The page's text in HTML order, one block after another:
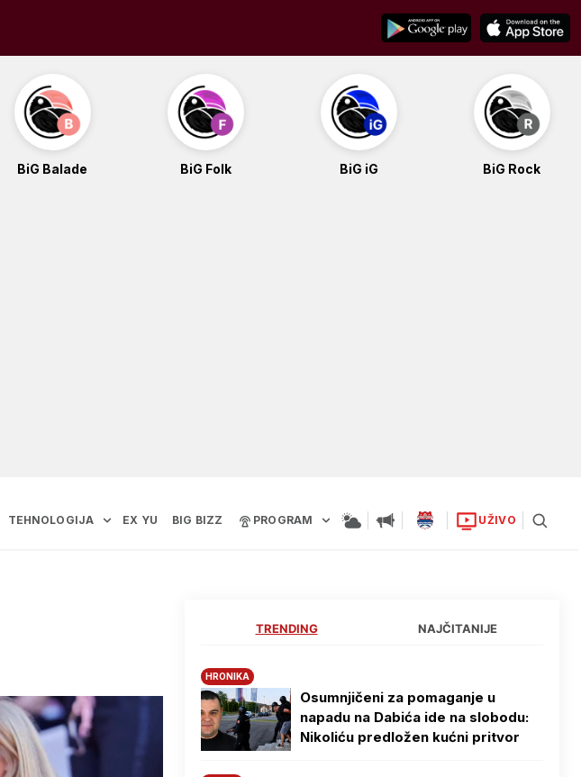
BiG Balade BiG Folk BiG iG BiG Rock
TEHNOLOGIJA EX YU BIG BIZZ PROGRAM UŽIVO
TRENDING NAJČITANIJE
HRONIKA
Osumnjičeni za pomaganje u
napadu na Dabića ide na slobodu:
Nikoliću predložen kućni pritvor